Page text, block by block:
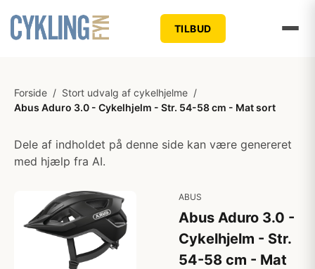
TILBUD
Forside / Stort udvalg af cykelhjelme /
Abus Aduro 3.0 - Cykelhjelm - Str. 54-58 cm - Mat sort
Dele af indholdet på denne side kan være genereret
med hjælp fra AI.
ABUS
Abus Aduro 3.0 -
Cykelhjelm - Str.
54-58 cm - Mat